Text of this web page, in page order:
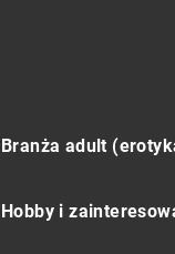
Branża adult
Hobby i